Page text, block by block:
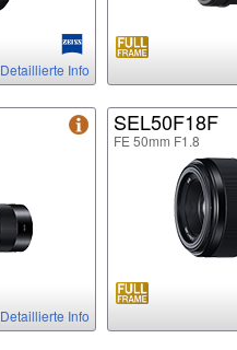
Detaillierte Info
Detaillierte Info
SEL50F18F
FE 50mm F1.8